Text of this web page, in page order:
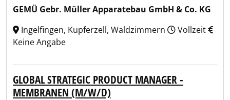
GEMÜ Gebr. Müller Apparatebau GmbH & Co. KG
Ingelfingen, Kupferzell, Waldzimmern
Vollzeit
Keine Angabe
GLOBAL STRATEGIC PRODUCT MANAGER -
MEMBRANEN (M/W/D)